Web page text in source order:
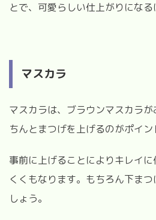
とで、可愛らしい仕上がりになる
マスカラ
マスカラは、ブラウンマスカラ
ちんとまつげを上げるのがポイン
事前に上げることによりキレイ
くくもなります。もちろん下ま
しょう。